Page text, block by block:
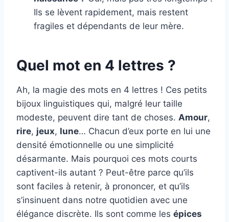
Ils se lèvent rapidement, mais restent
fragiles et dépendants de leur mère.
Quel mot en 4 lettres ?
Ah, la magie des mots en 4 lettres ! Ces petits
bijoux linguistiques qui, malgré leur taille
modeste, peuvent dire tant de choses. Amour,
rire, jeux, lune… Chacun d’eux porte en lui une
densité émotionnelle ou une simplicité
désarmante. Mais pourquoi ces mots courts
captivent-ils autant ? Peut-être parce qu’ils
sont faciles à retenir, à prononcer, et qu’ils
s’insinuent dans notre quotidien avec une
élégance discrète. Ils sont comme les épices